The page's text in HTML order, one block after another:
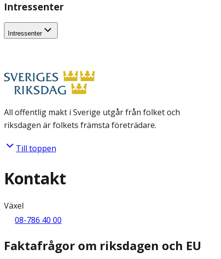
Intressenter
Intressenter
All offentlig makt i Sverige utgår från folket och
riksdagen är folkets främsta företrädare.
Till toppen
Kontakt
Växel
08-786 40 00
Faktafrågor om riksdagen och EU